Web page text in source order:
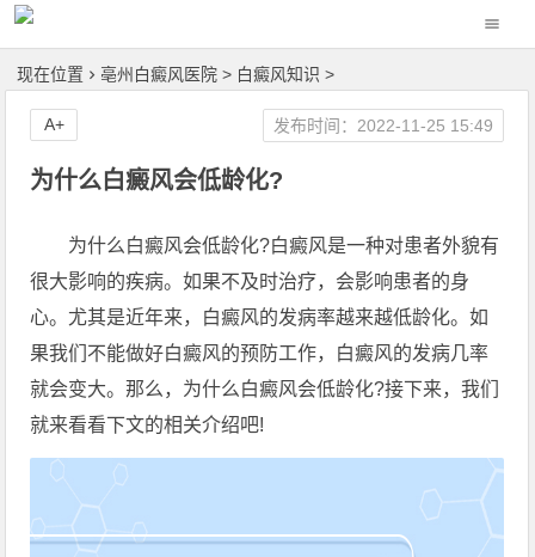
现在位置 亳州白癜风医院 > 白癜风知识 >
为什么白癜风会低龄化?
发布时间：2022-11-25 15:49
A+
为什么白癜风会低龄化?白癜风是一种对患者外貌有
很大影响的疾病。如果不及时治疗，会影响患者的身
心。尤其是近年来，白癜风的发病率越来越低龄化。如
果我们不能做好白癜风的预防工作，白癜风的发病几率
就会变大。那么，为什么白癜风会低龄化?接下来，我们
就来看看下文的相关介绍吧!